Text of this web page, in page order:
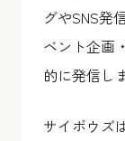
グやSNS発
ベント企画
的に発信し
サイボウズ